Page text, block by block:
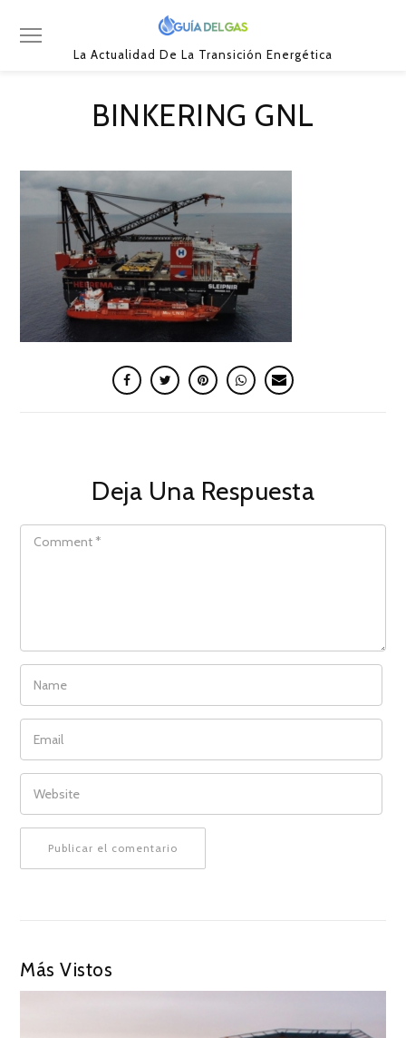
La Actualidad De La Transición Energética
BINKERING GNL
Deja Una Respuesta
COMMENT
NAME
EMAIL
WEBSITE
Más Vistos